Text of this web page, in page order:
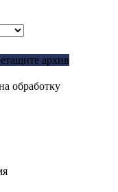
архив
обработку